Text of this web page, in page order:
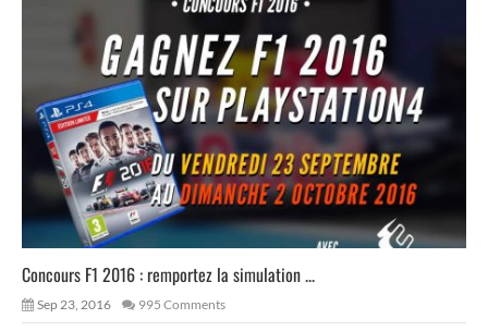
Concours F1 2016 : remportez la simulation ...
Sep 23, 2016 995 Comments